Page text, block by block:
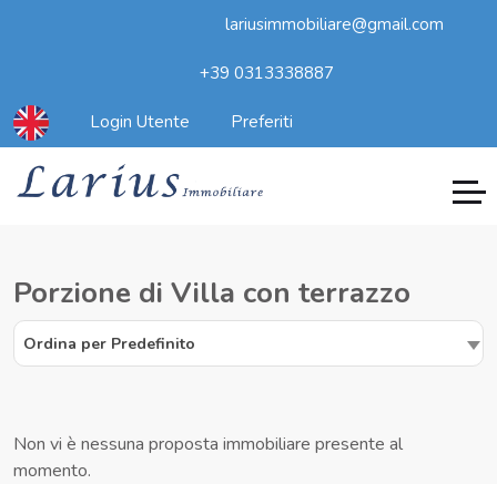
lariusimmobiliare@gmail.com
+39 0313338887
Login Utente Preferiti
Porzione di Villa con terrazzo
Ordina per Predefinito
Non vi è nessuna proposta immobiliare presente al
momento.